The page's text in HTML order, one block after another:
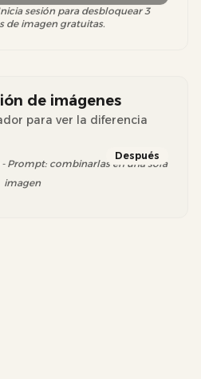
sesión para desbloquear 3
de imagen gratuitas.
de imágenes
para ver la diferencia
Después
Prompt: combinarlas en una sola
imagen